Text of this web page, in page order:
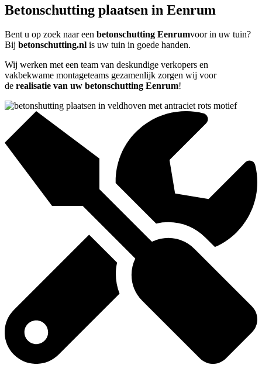
Betonschutting plaatsen in Eenrum
Bent u op zoek naar een betonschutting Eenrumvoor in uw tuin?
Bij betonschutting.nl is uw tuin in goede handen.
Wij werken met een team van deskundige verkopers en
vakbekwame montageteams gezamenlijk zorgen wij voor
de realisatie van uw betonschutting Eenrum!